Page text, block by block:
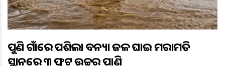
ପୁଣି ଗାଁରେ ପଶିଲା ବନ୍ୟା ଜଳ ଘାଇ ମରାମତି
ସ୍ଥାନରେ ୩ ଫୁଟ ଉଚ୍ଚର ପାଣି